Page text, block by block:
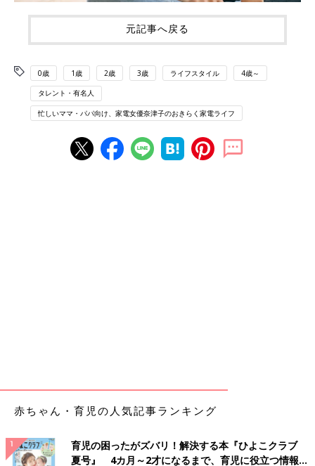
元記事へ戻る
0歳 1歳 2歳 3歳 ライフスタイル 4歳～
タレント・有名人
忙しいママ・パパ向け、家電女優奈津子のおきらく家電ライフ
赤ちゃん・育児の人気記事ランキング
育児の困ったがズバリ！解決する本『ひよこクラブ
夏号』 4カ月～2才になるまで、育児に役立つ情報が